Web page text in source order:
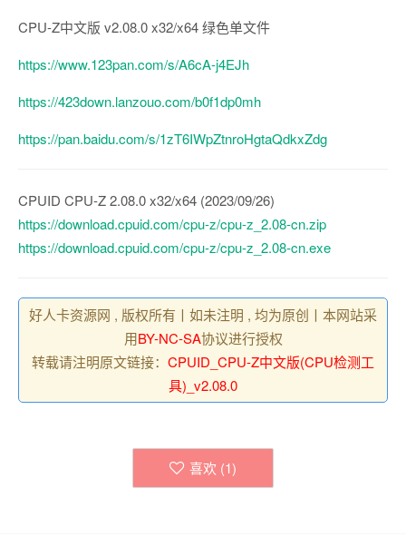
CPU-Z中文版 v2.08.0 x32/x64 绿色单文件
https://www.123pan.com/s/A6cA-j4EJh
https://423down.lanzouo.com/b0f1dp0mh
https://pan.baidu.com/s/1zT6IWpZtnroHgtaQdkxZdg
CPUID CPU-Z 2.08.0 x32/x64 (2023/09/26)
https://download.cpuid.com/cpu-z/cpu-z_2.08-cn.zip
https://download.cpuid.com/cpu-z/cpu-z_2.08-cn.exe
好人卡资源网 , 版权所有丨如未注明 , 均为原创丨本网站采
用BY-NC-SA协议进行授权
转载请注明原文链接： CPUID_CPU-Z中文版(CPU检测工
具)_v2.08.0
喜欢 (1)